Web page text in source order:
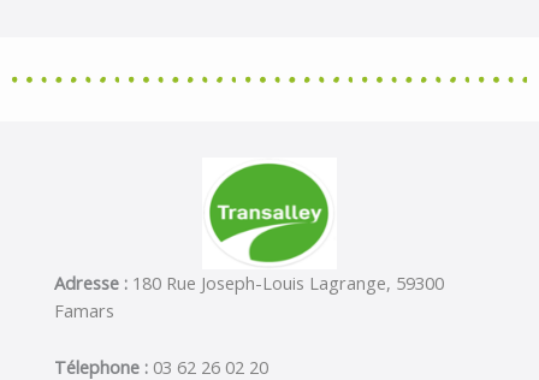
Adresse : 180 Rue Joseph-Louis Lagrange, 59300
Famars
Télephone : 03 62 26 02 20